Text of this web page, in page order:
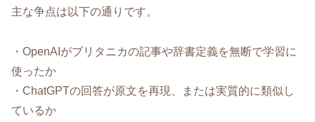
主な争点は以下の通りです。
・OpenAIがブリタニカの記事や辞書定義を無断で学習に
使ったか
・ChatGPTの回答が原文を再現、または実質的に類似し
ているか